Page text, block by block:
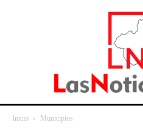
Inicio Municipios